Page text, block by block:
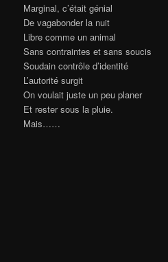
Marginal, c’était génial
De vagabonder la nuit
Libre comme un animal
Sans contraintes et sans soucis
Soudain contrôle d’identité
L’autorité surgit
On voulait juste un peu planer
Et rester sous la pluie.
Mais……